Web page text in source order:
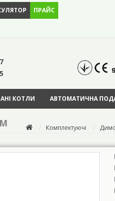
ПРАЙС
КОТЛИ АВТОМАТИЧНА
Комплектуючі